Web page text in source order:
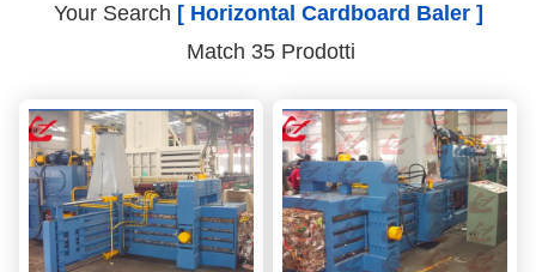
Your Search [ Horizontal Cardboard Baler ]
Match 35 Prodotti